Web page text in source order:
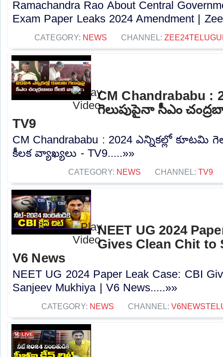
Ramachandra Rao About Central
Exam Paper Leaks 2024 Amendment |
CATEGORY: NEWS CHANNEL:
CM Chandrababu :
గెలుపుపైనా సీఎం
TV9
CM Chandrababu : 2024 ఎన్నికల్లో కూటమి
కీలక వ్యాఖ్యలు - TV9.....»»
CATEGORY: NEWS CHANNEL: TV9
NEET UG 2024
Gives Clean Chit to
V6 News
NEET UG 2024 Paper Leak Case: CBI
Sanjeev Mukhiya | V6 News.....»»
CATEGORY: NEWS CHANNEL: